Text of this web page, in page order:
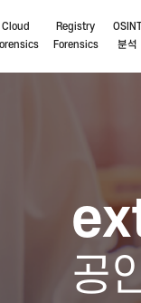
Cloud
Registry
Forensics
OSINT
분석
공